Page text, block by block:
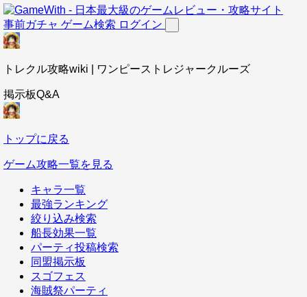
事前ガチャ ゲーム検索 ログイン
トレクル攻略wiki | ワンピーストレジャークルーズ
掲示板Q&A
トップに戻る
ゲーム攻略一覧を見る
キャラ一覧
最強ランキング
絞り込み検索
船長効果一覧
パーティ投稿検索
同盟掲示板
スゴフェス
海賊祭パーティ